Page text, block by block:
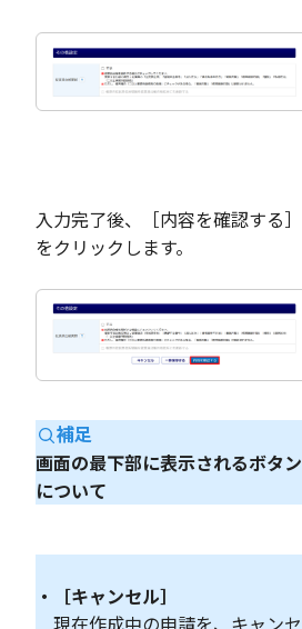
入力完了後、［内容を確認する］
をクリックします。
補足
画面の最下部に表示されるボタン
について
・［キャンセル］
現在作成中の申請を、キャンセ